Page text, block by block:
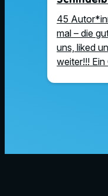
45
mal – die
uns, liked
weiter!!!